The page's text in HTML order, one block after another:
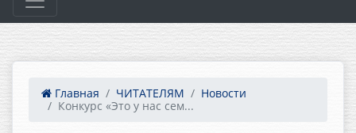
Главная ЧИТАТЕЛЯМ
Новости
Конкурс «Это у нас сем...